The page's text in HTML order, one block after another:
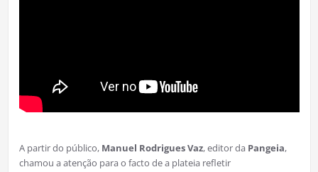
A partir do público, Manuel Rodrigues Vaz, editor da Pangeia,
chamou a atenção para o facto de a plateia refletir